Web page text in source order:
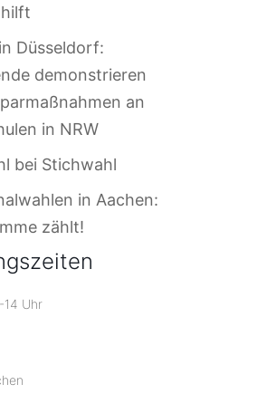
Düsseldorf:
demonstrieren
an
in NRW
bei Stichwahl
in Aachen:
zählt!
14 Uhr